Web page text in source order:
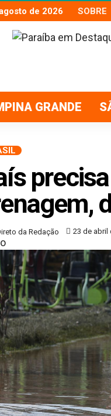
de 2026 SOBRE
GRANDE
da Redação 23 de abril